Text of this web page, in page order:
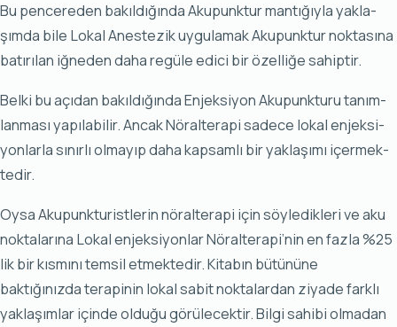
Bu pen­ce­re­den ba­kıl­dı­ğın­da Aku­punk­tur man­tı­ğıy­la yak­la­
şım­da bi­le Lo­kal Anes­te­zik uy­gu­la­mak Aku­punk­tur nok­ta­sı­na
ba­tı­rı­lan iğ­ne­den da­ha re­gü­le edi­ci bir özel­li­ğe sa­hip­tir.
Bel­ki bu açı­dan ba­kıl­dı­ğın­da En­jek­si­yon Aku­punk­tu­ru ta­nım­
lan­ma­sı ya­pı­la­bi­lir. An­cak Nö­ral­te­ra­pi sa­de­ce lo­kal en­jek­si­
yon­lar­la sı­nır­lı ol­ma­yıp da­ha kap­sam­lı bir yak­la­şı­mı içer­mek­
te­dir.
Oysa Akupunkturistlerin nöralterapi için söyledikleri ve aku
noktalarına Lo­kal en­jek­si­yon­lar Nö­ral­te­ra­pi’nin en faz­la %25
lik bir kıs­mı­nı tem­sil et­mek­te­dir. Kitabın bütününe
baktığınızda terapinin lokal sabit noktalardan ziyade farklı
yaklaşımlar içinde olduğu görülecektir. Bilgi sahibi olmadan